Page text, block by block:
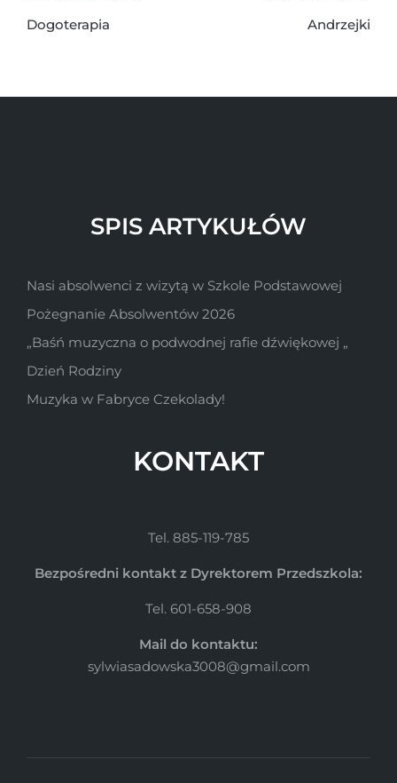
Dogoterapia Andrzejki
SPIS ARTYKUŁÓW
Nasi absolwenci z wizytą w Szkole Podstawowej
Pożegnanie Absolwentów 2026
„Baśń muzyczna o podwodnej rafie dźwiękowej „
Dzień Rodziny
Muzyka w Fabryce Czekolady!
KONTAKT
Tel. 885-119-785
Bezpośredni kontakt z Dyrektorem Przedszkola:
Tel. 601-658-908
Mail do kontaktu:
sylwiasadowska3008@gmail.com